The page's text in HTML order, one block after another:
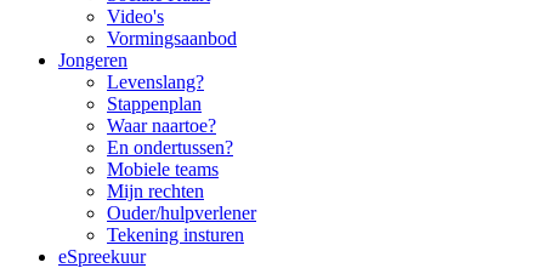
Video's
Vormingsaanbod
Jongeren
Levenslang?
Stappenplan
Waar naartoe?
En ondertussen?
Mobiele teams
Mijn rechten
Ouder/hulpverlener
Tekening insturen
eSpreekuur